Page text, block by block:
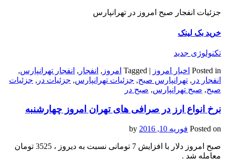
جزئیات انفجار صبح امروز در تهرانپارس
خرید بک لینک
تکنولوژی جدید
Posted in اخبار امروز |
Tagged امروز , انفجار , انفجار تهرانپارس,
انفجار در , تهرانپارس صبح, جزئیات تهرانپارس, جزئیات در , جزئیات
صبح, صبح تهرانپارس, صبح در
نرخ انواع ارز در صرافی های تهران امروز چهارشنبه
Posted on فوریه 10, 2016
صبح امروز دلار با افزایش 7 تومانی نسبت به دیروز ، 3525 تومان
معامله شد .